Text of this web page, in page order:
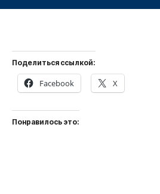
Поделиться ссылкой:
Facebook X
Понравилось это: